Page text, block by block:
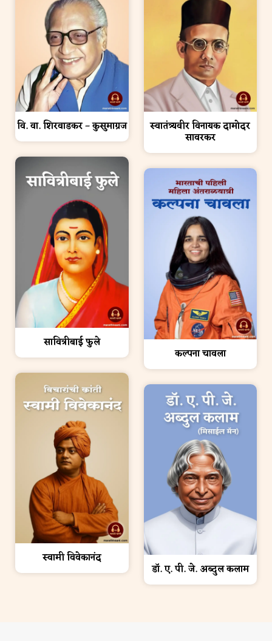
वि. वा. शिरवाडकर – कुसुमाग्रज स्वातंत्र्यवीर विनायक दामोदर
सावरकर
सावित्रीबाई फुले
कल्पना चावला
स्वामी विवेकानंद
डॉ. ए. पी. जे. अब्दुल कलाम